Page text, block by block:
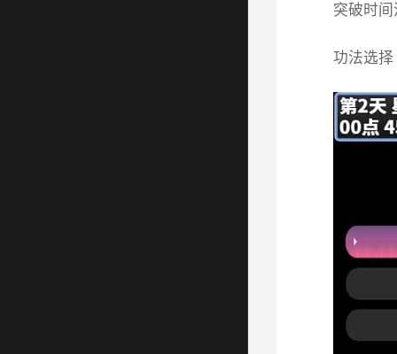
突破时
功法选择